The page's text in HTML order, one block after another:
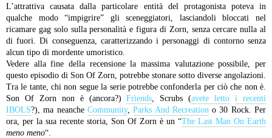
L’attrattiva causata dalla particolare entità del protagonista poteva in
qualche modo “impigrire” gli sceneggiatori, lasciandoli bloccati nel
ricamare gag solo sulla personalità e figura di Zorn, senza cercare nulla al
di fuori. Di conseguenza, caratterizzando i personaggi di contorno senza
alcun tipo di mordente umoristico.
Vedere alla fine della recensione la massima valutazione possibile, per
questo episodio di Son Of Zorn, potrebbe stonare sotto diverse angolazioni.
Tra le tante, chi non segue la serie potrebbe confonderla per ciò che non è.
Son Of Zorn non è (ancora?)Friends , Scrubs (avete letto
i recenti
IBOLS?), ma neanche Community,Parks And Recreation o 30 Rock. Per
ora, per la sua recente storia, Son Of Zorn è un “The Last Man On Earth
meno meno“.